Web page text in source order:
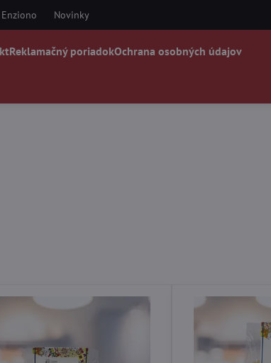
Novinky
Reklamačný poriadokOchrana osobných údajov